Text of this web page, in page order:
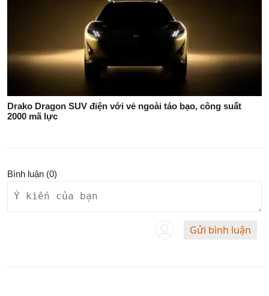
Drako Dragon SUV điện với vẻ ngoài táo bạo, công suất
2000 mã lực
Bình luận (0)
Gửi bình luận